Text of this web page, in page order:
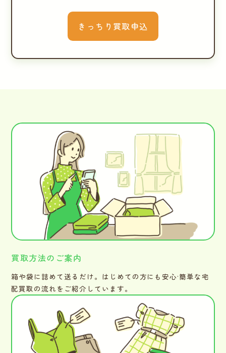
きっちり買取申込
買取方法のご案内
箱や袋に詰めて送るだけ。はじめての方にも安心·簡単な宅
配買取の流れをご紹介しています。